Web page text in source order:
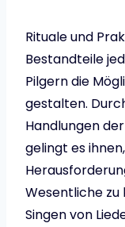
Rituale und
Bestandteile
Pilgern die
gestalten.
Handlungen
gelingt es
Wesentliche
Singen von